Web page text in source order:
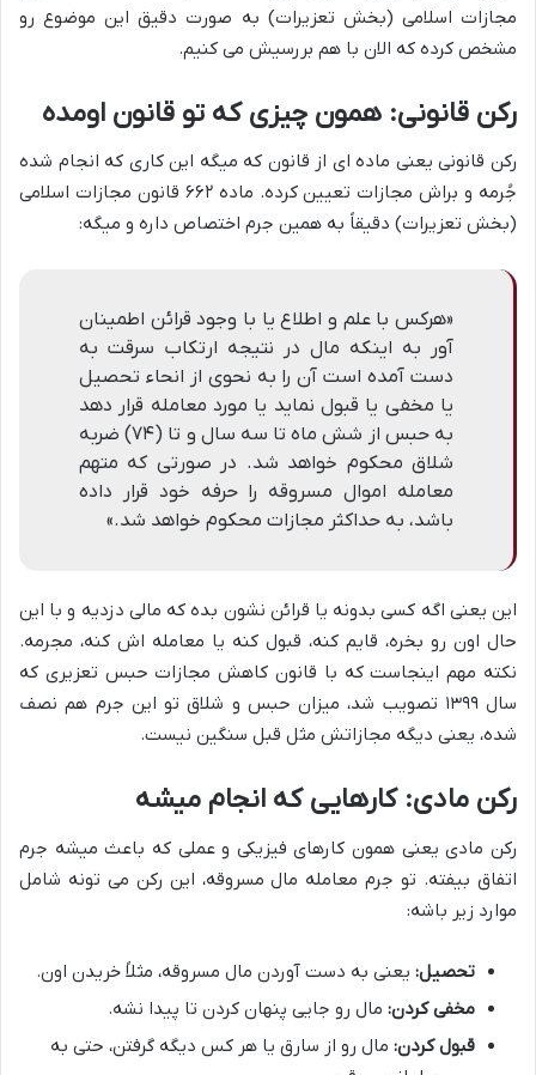
مجازات اسلامی (بخش تعزیرات) به صورت دقیق این موضوع رو
مشخص کرده که الان با هم بررسیش می کنیم.
رکن قانونی: همون چیزی که تو قانون اومده
رکن قانونی یعنی ماده ای از قانون که میگه این کاری که انجام شده
جُرمه و براش مجازات تعیین کرده. ماده ۶۶۲ قانون مجازات اسلامی
(بخش تعزیرات) دقیقاً به همین جرم اختصاص داره و میگه:
«هرکس با علم و اطلاع یا با وجود قرائن اطمینان
آور به اینکه مال در نتیجه ارتکاب سرقت به
دست آمده است آن را به نحوی از انحاء تحصیل
یا مخفی یا قبول نماید یا مورد معامله قرار دهد
به حبس از شش ماه تا سه سال و تا (۷۴) ضربه
شلاق محکوم خواهد شد. در صورتی که متهم
معامله اموال مسروقه را حرفه خود قرار داده
باشد، به حداکثر مجازات محکوم خواهد شد.»
این یعنی اگه کسی بدونه یا قرائن نشون بده که مالی دزدیه و با این
حال اون رو بخره، قایم کنه، قبول کنه یا معامله اش کنه، مجرمه.
نکته مهم اینجاست که با قانون کاهش مجازات حبس تعزیری که
سال ۱۳۹۹ تصویب شد، میزان حبس و شلاق تو این جرم هم نصف
شده، یعنی دیگه مجازاتش مثل قبل سنگین نیست.
رکن مادی: کارهایی که انجام میشه
رکن مادی یعنی همون کارهای فیزیکی و عملی که باعث میشه جرم
اتفاق بیفته. تو جرم معامله مال مسروقه، این رکن می تونه شامل
موارد زیر باشه:
تحصیل: یعنی به دست آوردن مال مسروقه، مثلاً خریدن اون.
مخفی کردن: مال رو جایی پنهان کردن تا پیدا نشه.
قبول کردن: مال رو از سارق یا هر کس دیگه گرفتن، حتی به